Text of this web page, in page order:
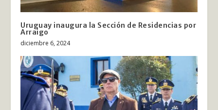
Uruguay inaugura la Sección de Residencias por
Arraigo
diciembre 6, 2024